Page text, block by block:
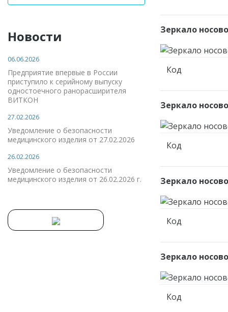
Новости
06.06.2026
Предприятие впервые в России
приступило к серийному выпуску
одностоечного ранорасширителя
ВИТКОН
27.02.2026
Уведомление о безопасности
медицинского изделия от 27.02.2026
26.02.2026
Уведомление о безопасности
медицинского изделия от 26.02.2026 г.
Зеркало
Код
Зеркало
Код
Зеркало
Код
Зеркало
Код